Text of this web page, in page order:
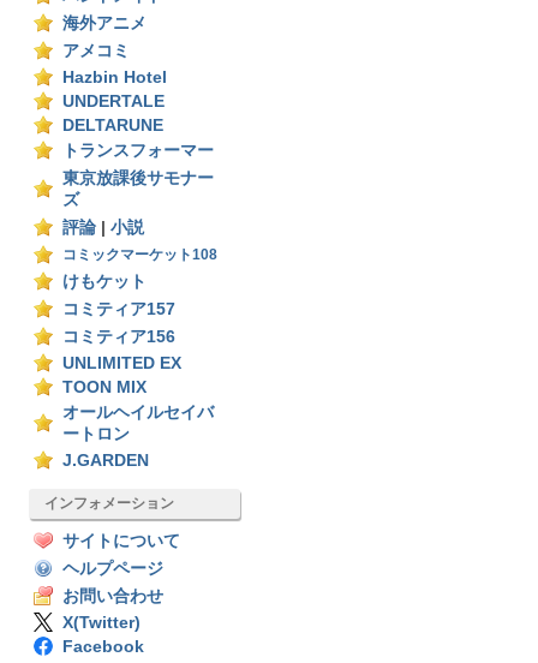
海外アニメ
アメコミ
Hazbin Hotel
UNDERTALE
DELTARUNE
トランスフォーマー
東京放課後サモナー
ズ
評論
小説
コミックマーケット108
けもケット
コミティア157
コミティア156
UNLIMITED EX
TOON MIX
オールヘイルセイバ
ートロン
J.GARDEN
インフォメーション
サイトについて
ヘルプページ
お問い合わせ
X(Twitter)
Facebook